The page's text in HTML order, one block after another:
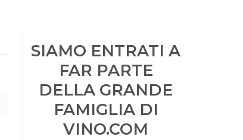
SIAMO ENTRATI A
FAR PARTE
DELLA GRANDE
FAMIGLIA DI
VINO.COM